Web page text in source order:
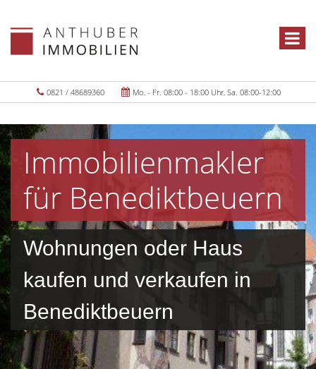
0821 / 48689360 Mo. - Fr. 08:00 - 18:00 Uhr, Sa. 08:00-12:00
Immobilienmakler
für Benediktbeuern
Wohnungen oder Haus
kaufen und verkaufen in
Benediktbeuern